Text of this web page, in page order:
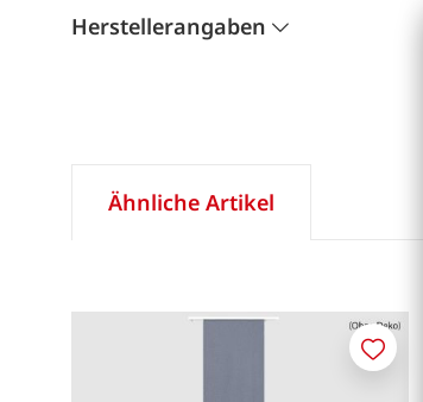
Herstellerangaben
Ähnliche Artikel
Merken